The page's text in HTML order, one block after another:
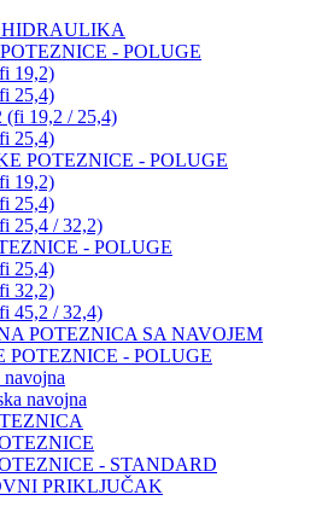
- POLUGE
19,2)
25,4)
(fi 19,2 / 25,4)
25,4)
POTEZNICE - POLUGE
19,2)
25,4)
25,4 / 32,2)
- POLUGE
25,4)
32,2)
45,2 / 32,4)
POTEZNICA SA NAVOJEM
POTEZNICE - POLUGE
navojna
navojna
- STANDARD
PRIKLJUČAK